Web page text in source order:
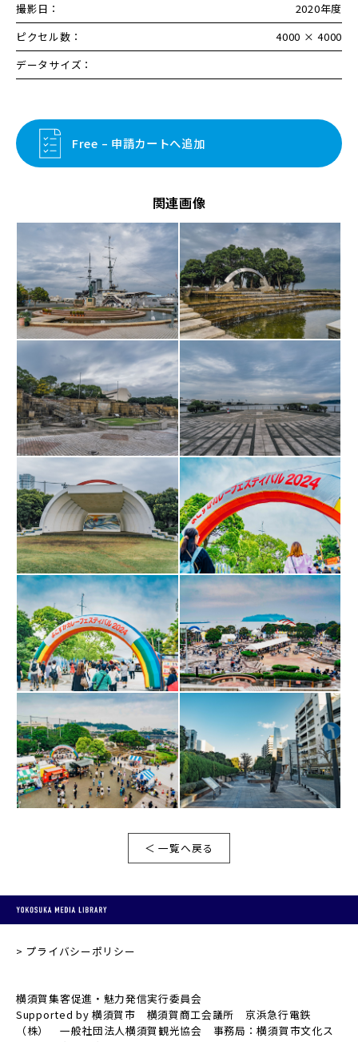
撮影日：
2020年度
ピクセル数：
4000 × 4000
データサイズ：
Free – 申請カートへ追加
関連画像
＜ 一覧へ戻る
プライバシーポリシー
横須賀集客促進・魅力発信実行委員会
Supported by 横須賀市 横須賀商工会議所 京浜急行電鉄
（株） 一般社団法人横須賀観光協会 事務局：横須賀市文化ス